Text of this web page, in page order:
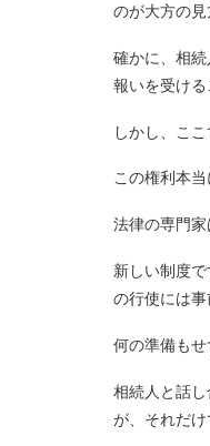
のが大方の見
確かに、相
報いを受け
しかし、こ
この権利本
法律の専門
新しい制度
の行使には事
何の準備も
相続人と話
が、それだ